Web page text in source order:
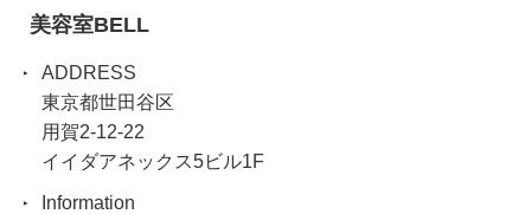
美容室BELL
ADDRESS
東京都世田谷区
用賀2-12-22
イイダアネックス5ビル1F
Information